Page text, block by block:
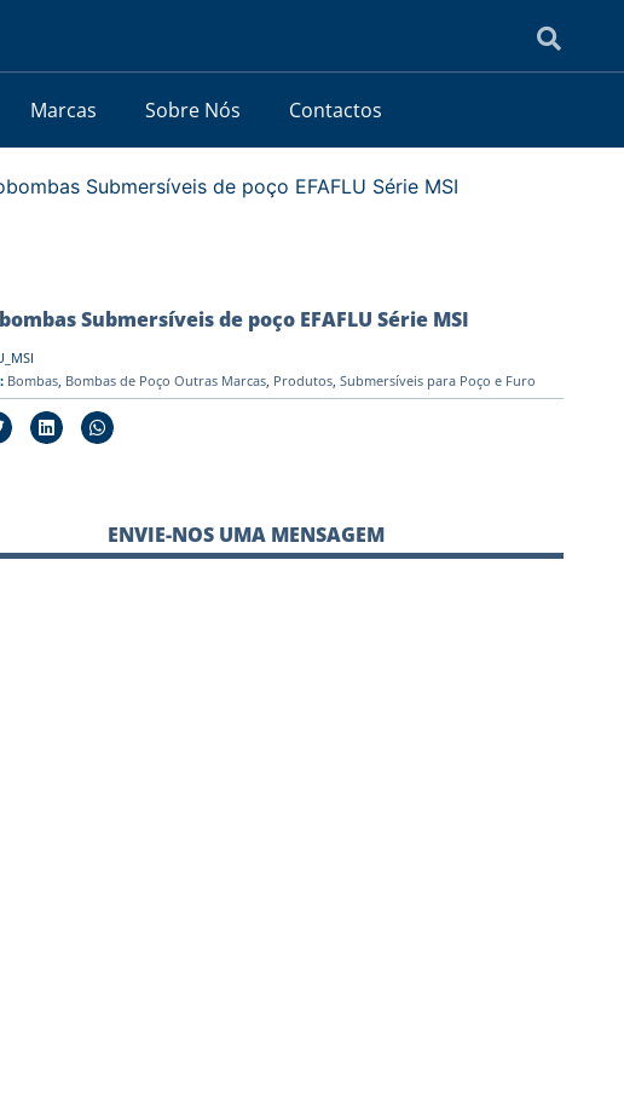
Marcas Sobre Nós Contactos
Submersíveis de poço EFAFLU Série MSI
Submersíveis de poço EFAFLU Série MSI
Bombas, Bombas de Poço Outras Marcas, Produtos, Submersíveis para Poço e Furo
ENVIE-NOS UMA MENSAGEM